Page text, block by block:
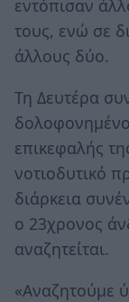
εντόπισαν
τους, ενώ σε
άλλους δύο.
Τη Δευτέρα
επικεφαλής
νοτιοδυτικό
διάρκεια
ο 23χρονος
αναζητείται.
«Αναζητούμε